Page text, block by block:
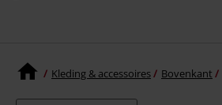
Kleding & accessoires Bovenkant